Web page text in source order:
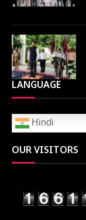
LANGUAGE
Hindi
OUR VISITORS